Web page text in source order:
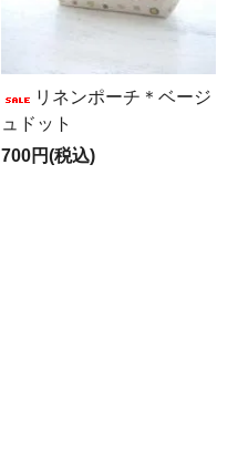
リネンポーチ＊ベージ
ュドット
700円(税込)